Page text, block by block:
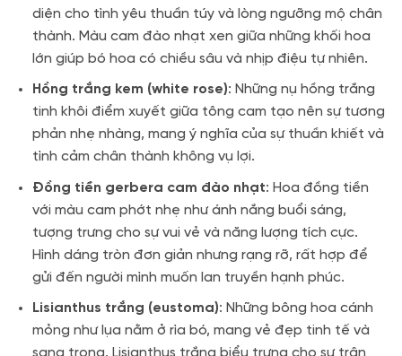
diện cho tình yêu thuần túy và lòng ngưỡng mộ chân
thành. Màu cam đào nhạt xen giữa những khối hoa
lớn giúp bó hoa có chiều sâu và nhịp điệu tự nhiên.
Hồng trắng kem (white rose): Những nụ hồng trắng
tinh khôi điểm xuyết giữa tông cam tạo nên sự tương
phản nhẹ nhàng, mang ý nghĩa của sự thuần khiết và
tình cảm chân thành không vụ lợi.
Đồng tiền gerbera cam đào nhạt: Hoa đồng tiền
với màu cam phớt nhẹ như ánh nắng buổi sáng,
tượng trưng cho sự vui vẻ và năng lượng tích cực.
Hình dáng tròn đơn giản nhưng rạng rỡ, rất hợp để
gửi đến người mình muốn lan truyền hạnh phúc.
Lisianthus trắng (eustoma): Những bông hoa cánh
mỏng như lụa nằm ở rìa bó, mang vẻ đẹp tinh tế và